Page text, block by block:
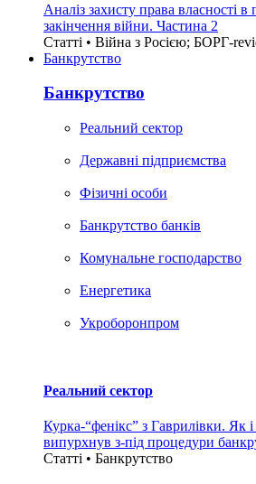
Аналіз захисту права власності в
закінчення війни. Частина 2
Статті • Війна з Росією; БОРГ-
Банкрутство
Банкрутство
Реальний сектор
Державні підприємства
Фізичні особи
Банкрутство банків
Комунальне господарство
Енергетика
Укроборонпром
Реальний сектор
Курка-“фенікс” з Гаврилівки. Як
випурхнув з-під процедури
Статті • Банкрутство